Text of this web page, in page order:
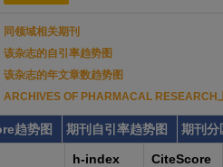
同领域相关期刊
该杂志的自引率趋势图
该杂志的年文章数趋势图
ARCHIVES OF PHARMACAL RESEARCH
趋势图 期刊自引率趋势图
期刊分
h-index CiteScore